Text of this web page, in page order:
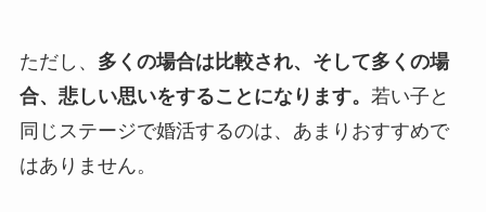
ただし、 多くの場合は比較され、そして多くの場
合、悲しい思いをすることになります。 若い子と
同じステージで婚活するのは、あまりおすすめで
はありません。